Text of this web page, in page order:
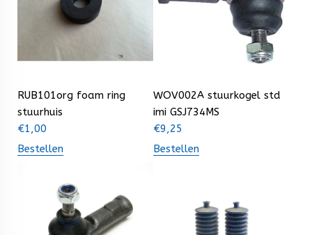
RUB101org foam ring
stuurhuis
€1,00
Bestellen
WOV002A stuurkogel std
imi GSJ734MS
€9,25
Bestellen